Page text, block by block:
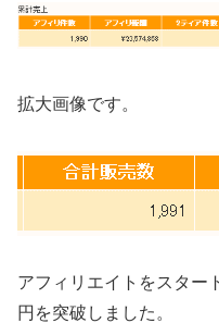
拡大画像です。
アフィリエイトをスター
円を突破しました。